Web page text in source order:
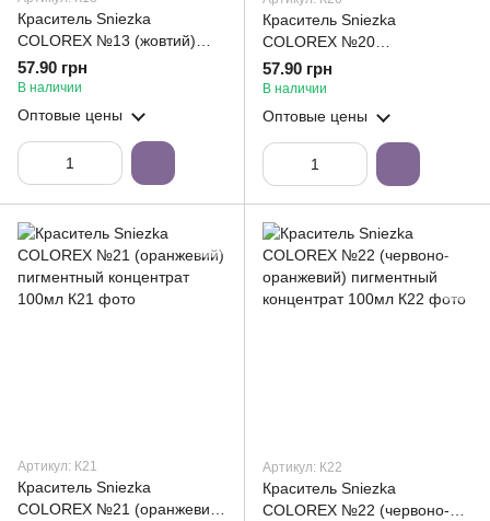
Краситель Sniezka
COLOREX №13 (жовтий)
пигментный концентрат
100мл
57.90 грн
В наличии
Оптовые цены
Краситель Sniezka
COLOREX №20
(персиковий) пигментный
концентрат 100мл
57.90 грн
В наличии
Оптовые цены
Артикул: К21
Краситель Sniezka
COLOREX №21 (оранжевий)
Артикул: К22
Краситель Sniezka
COLOREX №22 (червоно-